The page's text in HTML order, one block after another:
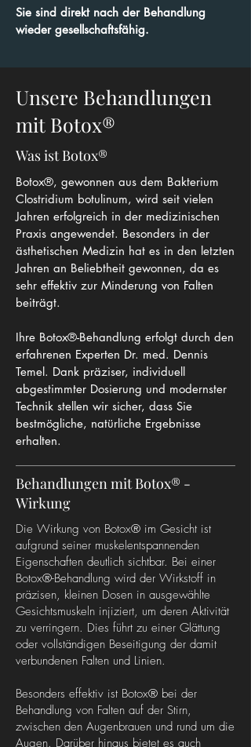
Sie sind direkt nach der Behandlung
wieder gesellschaftsfähig.
Unsere Behandlungen
mit Botox®
Was ist Botox®
Botox®, gewonnen aus dem Bakterium
Clostridium botulinum, wird seit vielen
Jahren erfolgreich in der medizinischen
Praxis angewendet. Besonders in der
ästhetischen Medizin hat es in den letzten
Jahren an Beliebtheit gewonnen, da es
sehr effektiv zur Minderung von Falten
beiträgt.
Ihre Botox®-Behandlung erfolgt durch den
erfahrenen Experten Dr. med. Dennis
Temel. Dank präziser, individuell
abgestimmter Dosierung und modernster
Technik stellen wir sicher, dass Sie
bestmögliche, natürliche Ergebnisse
erhalten.
Behandlungen mit Botox® -
Wirkung
Die Wirkung von Botox® im Gesicht ist
aufgrund seiner muskelentspannenden
Eigenschaften deutlich sichtbar. Bei einer
Botox®-Behandlung wird der Wirkstoff in
präzisen, kleinen Dosen in ausgewählte
Gesichtsmuskeln injiziert, um deren Aktivität
zu verringern. Dies führt zu einer Glättung
oder vollständigen Beseitigung der damit
verbundenen Falten und Linien.
Besonders effektiv ist Botox® bei der
Behandlung von Falten auf der Stirn,
zwischen den Augenbrauen und rund um die
Augen. Darüber hinaus bietet es auch